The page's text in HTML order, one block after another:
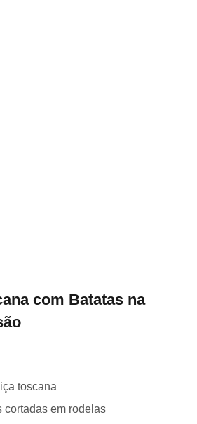
com Batatas na
toscana
cortadas em rodelas